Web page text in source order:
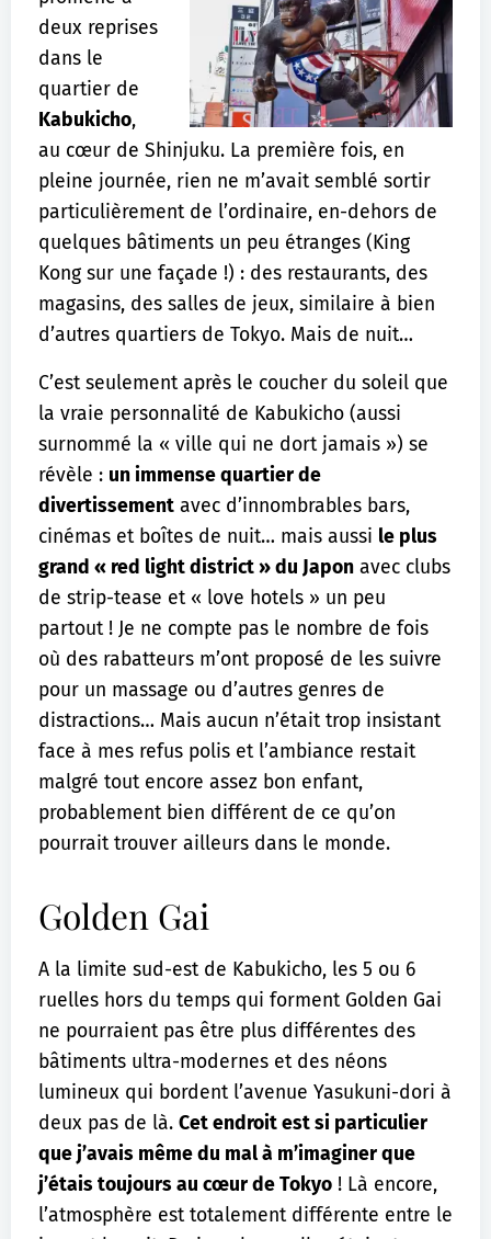
deux reprises
dans le
quartier de
Kabukicho,
au cœur de Shinjuku. La première fois, en
pleine journée, rien ne m’avait semblé sortir
particulièrement de l’ordinaire, en-dehors de
quelques bâtiments un peu étranges (King
Kong sur une façade !) : des restaurants, des
magasins, des salles de jeux, similaire à bien
d’autres quartiers de Tokyo. Mais de nuit…
C’est seulement après le coucher du soleil que
la vraie personnalité de Kabukicho (aussi
surnommé la « ville qui ne dort jamais ») se
révèle : un immense quartier de
divertissement avec d’innombrables bars,
cinémas et boîtes de nuit… mais aussi le plus
grand « red light district » du Japon avec clubs
de strip-tease et « love hotels » un peu
partout ! Je ne compte pas le nombre de fois
où des rabatteurs m’ont proposé de les suivre
pour un massage ou d’autres genres de
distractions… Mais aucun n’était trop insistant
face à mes refus polis et l’ambiance restait
malgré tout encore assez bon enfant,
probablement bien différent de ce qu’on
pourrait trouver ailleurs dans le monde.
Golden Gai
A la limite sud-est de Kabukicho, les 5 ou 6
ruelles hors du temps qui forment Golden Gai
ne pourraient pas être plus différentes des
bâtiments ultra-modernes et des néons
lumineux qui bordent l’avenue Yasukuni-dori à
deux pas de là. Cet endroit est si particulier
que j’avais même du mal à m’imaginer que
j’étais toujours au cœur de Tokyo ! Là encore,
l’atmosphère est totalement différente entre le